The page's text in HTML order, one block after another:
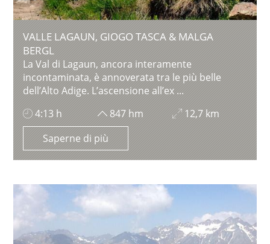
VALLE LAGAUN, GIOGO TASCA & MALGA
BERGL
La Val di Lagaun, ancora interamente
incontaminata, è annoverata tra le più belle
dell’Alto Adige. L’ascensione all’ex ...
4:13 h
847 hm
12,7 km
Saperne di più